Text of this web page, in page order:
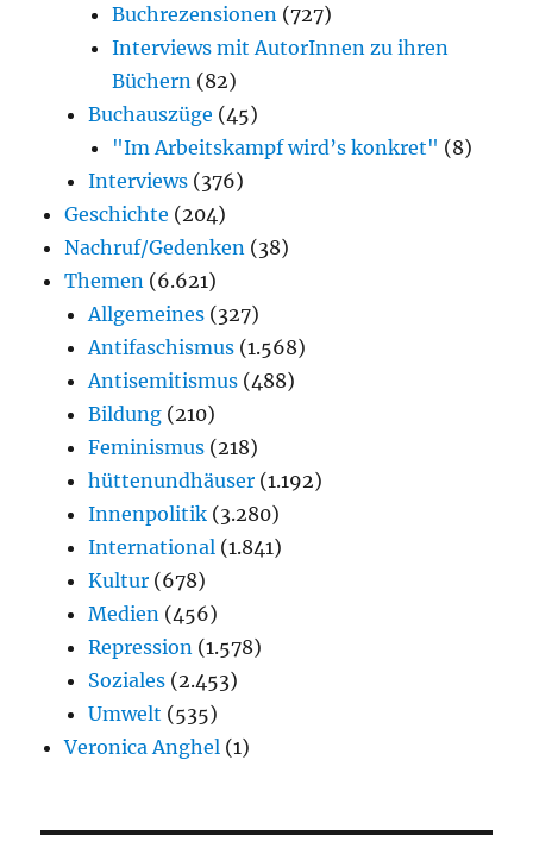
Buchrezensionen (727)
Interviews mit AutorInnen zu ihren
Büchern (82)
Buchauszüge (45)
"Im Arbeitskampf wird’s konkret" (8)
Interviews (376)
Geschichte (204)
Nachruf/Gedenken (38)
Themen (6.621)
Allgemeines (327)
Antifaschismus (1.568)
Antisemitismus (488)
Bildung (210)
Feminismus (218)
hüttenundhäuser (1.192)
Innenpolitik (3.280)
International (1.841)
Kultur (678)
Medien (456)
Repression (1.578)
Soziales (2.453)
Umwelt (535)
Veronica Anghel (1)